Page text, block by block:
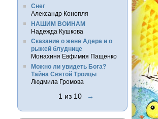
Снег
Александр Конопля
НАШИМ ВОИНАМ
Надежда Кушкова
Сказание о жене Адера и о
рыжей блуднице
Монахиня Евфимия Пащенко
Можно ли увидеть Бога?
Тайна Святой Троицы
Людмила Громова
1 из 10 →